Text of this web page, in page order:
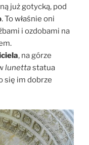
już gotycką, pod
. To właśnie oni
i ozdobami na
, na górze
lunettastatua
się im dobrze